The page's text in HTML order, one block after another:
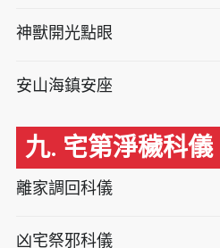
神獸開光點眼
安山海鎮安座
九. 宅第淨穢科儀
離家調回科儀
凶宅祭邪科儀